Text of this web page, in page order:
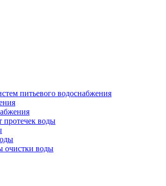
питьевого водоснабжения
протечек воды
очистки воды